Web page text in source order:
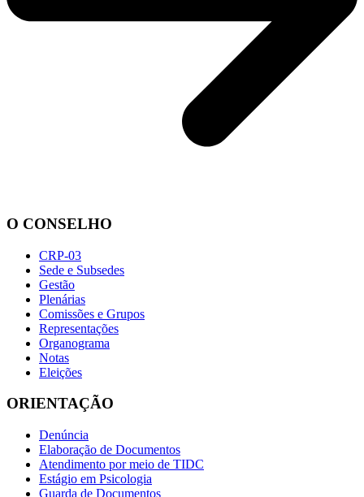
O CONSELHO
CRP-03
Sede e Subsedes
Gestão
Plenárias
Comissões e Grupos
Representações
Organograma
Notas
Eleições
ORIENTAÇÃO
Denúncia
Elaboração de Documentos
Atendimento por meio de TIDC
Estágio em Psicologia
Guarda de Documentos